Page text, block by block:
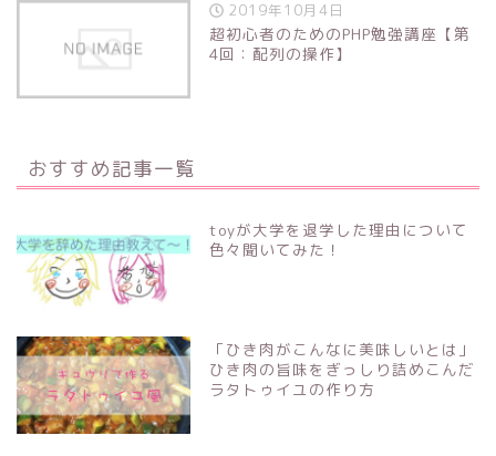
2019年10月4日
超初心者のためのPHP勉強講座【第
4回：配列の操作】
おすすめ記事一覧
toyが大学を退学した理由について
色々聞いてみた！
「ひき肉がこんなに美味しいとは」
ひき肉の旨味をぎっしり詰めこんだ
ラタトゥイユの作り方